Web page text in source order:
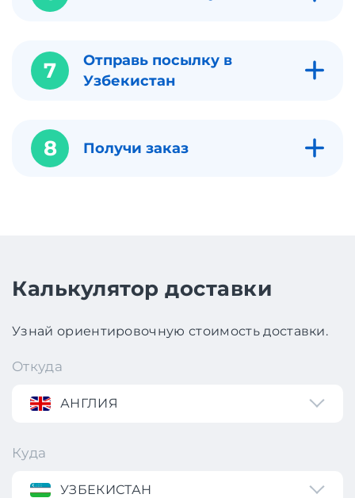
7
Отправь посылку в
Узбекистан
8 Получи заказ
Калькулятор доставки
Узнай ориентировочную стоимость доставки.
Откуда
АНГЛИЯ
Куда
УЗБЕКИСТАН